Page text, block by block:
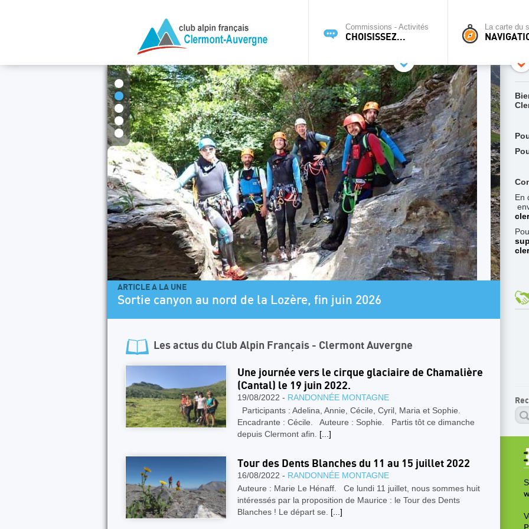
Commissions - Activités
CHOISISSEZ...
La carte du
ARTICLE A LA UNE
Le Pass’Aran, une aventure transfrontalière.
Les actus du Club Alpin Français - Clermont Auvergne
Une journée vers le cirque glaciaire de Chamalière
(Cantal) le 19 juin 2022.
19/08/2022 - RANDONNÉE MONTAGNE
Participants : Adelina, Annie, Cécile, Cyril, Maria et Sophie.
Encadrante : Cécile. Auteure : Sophie. Partis tôt ce dimanche
depuis Clermont afin. [...]
Tour des Dents Blanches du 11 au 15 juillet 2022
16/08/2022 - RANDONNÉE MONTAGNE
Auteure : Marie Le Hénaff. Ce lundi 11 juillet, nous sommes huit
intéressés par la proposition de Maurice : le Tour des Dents
Blanches ! Le départ se. [...]
En